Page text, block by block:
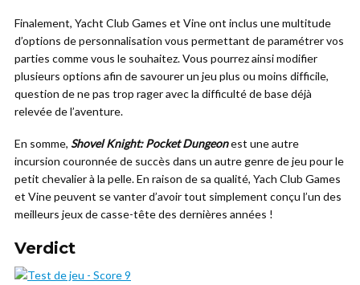
Finalement, Yacht Club Games et Vine ont inclus une multitude
d’options de personnalisation vous permettant de paramétrer vos
parties comme vous le souhaitez. Vous pourrez ainsi modifier
plusieurs options afin de savourer un jeu plus ou moins difficile,
question de ne pas trop rager avec la difficulté de base déjà
relevée de l’aventure.
En somme, Shovel Knight: Pocket Dungeonest une autre
incursion couronnée de succès dans un autre genre de jeu pour le
petit chevalier à la pelle. En raison de sa qualité, Yach Club Games
et Vine peuvent se vanter d’avoir tout simplement conçu l’un des
meilleurs jeux de casse-tête des dernières années !
Verdict